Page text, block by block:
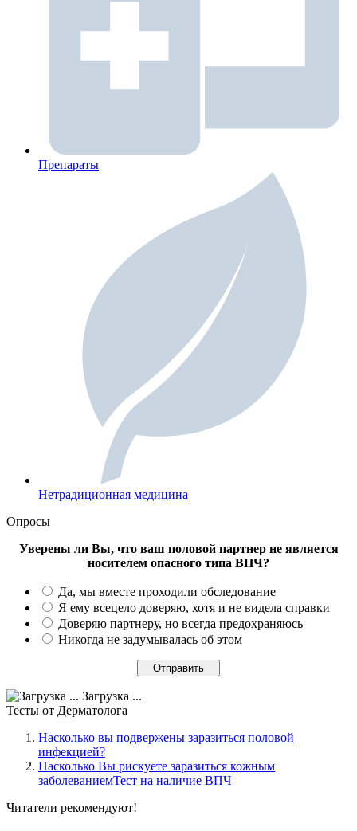
Препараты
Нетрадиционная медицина
Опросы
Уверены ли Вы, что ваш половой партнер не является
носителем опасного типа ВПЧ?
Да, мы вместе проходили обследование
Я ему всецело доверяю, хотя и не видела справки
Доверяю партнеру, но всегда предохраняюсь
Никогда не задумывалась об этом
Загрузка ...
Тесты от Дерматолога
Насколько вы подвержены заразиться половой
инфекцией?
Насколько Вы рискуете заразиться кожным
заболеваниемТест на наличие ВПЧ
Читатели рекомендуют!